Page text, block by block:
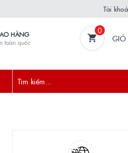
Tài
HÀNG
toàn quốc
0
GIỎ